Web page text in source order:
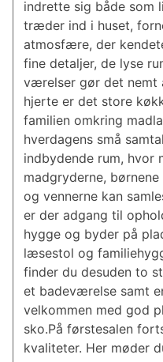
indrette sig både som
træder ind i huset,
atmosfære, der
fine detaljer, de lyse
værelser gør det nemt
hjerte er det store
familien omkring
hverdagens små
indbydende rum, hvor
madgryderne,
og vennerne kan
er der adgang til
hygge og byder på
læsestol og
finder du desuden to
et badeværelse samt
velkommen med god
sko.På førstesalen
kvaliteter. Her møder